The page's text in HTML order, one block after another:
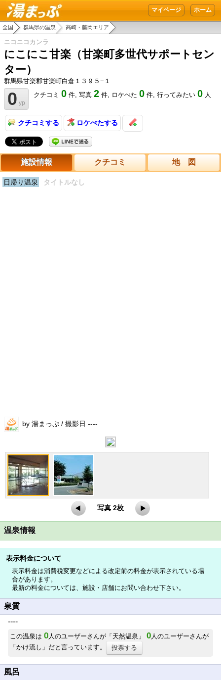
全国 群馬県の温泉 高崎・藤岡エリア
ニコニコカンラ
にこにこ甘楽（甘楽町多世代サポートセン
ター）
群馬県甘楽郡甘楽町白倉１３９５−１
0 yp
クチコミ 0 件, 写真 2 件, ロケぺた 0 件, 行ってみたい 0 人
クチコミする ロケぺたする
施設情報 クチコミ 地 図
日帰り温泉 タイトルなし
by 湯まっぷ / 撮影日 ----
写真 2枚
温泉情報
表示料金について
表示料金は消費税変更などによる改定前の料金が表示されている場
合があります。
最新の料金については、施設・店舗にお問い合わせ下さい。
泉質
----
この温泉は 0人のユーザーさんが「天然温泉」 0人のユーザーさんが
「かけ流し」だと言っています。
投票する
風呂
ホーム
マイページ